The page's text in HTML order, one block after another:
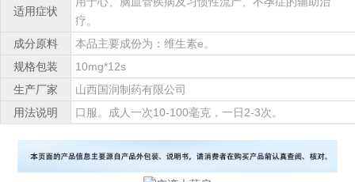
适用症状
疗。
成分原料
本品主要成份为：维生素e。
规格包装
10mg*12s
生产厂家
山西国润制药有限公司
用法说明
口服。成人一次10-100毫克，一日2-3次。